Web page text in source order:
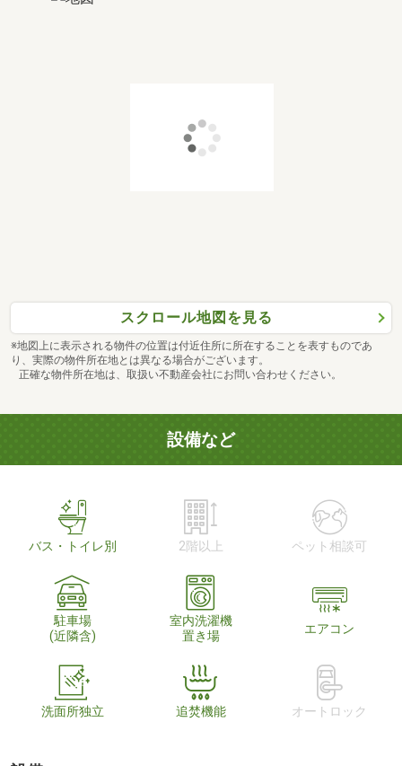
スクロール地図を見る
※地図上に表示される物件の位置は付近住所に所在することを表すものであ
り、実際の物件所在地とは異なる場合がございます。
正確な物件所在地は、取扱い不動産会社にお問い合わせください。
設備など
バス・トイレ別 2階以上 ペット相談可
駐車場
(近隣含)
室内洗濯機
置き場
エアコン
洗面所独立 追焚機能 オートロック